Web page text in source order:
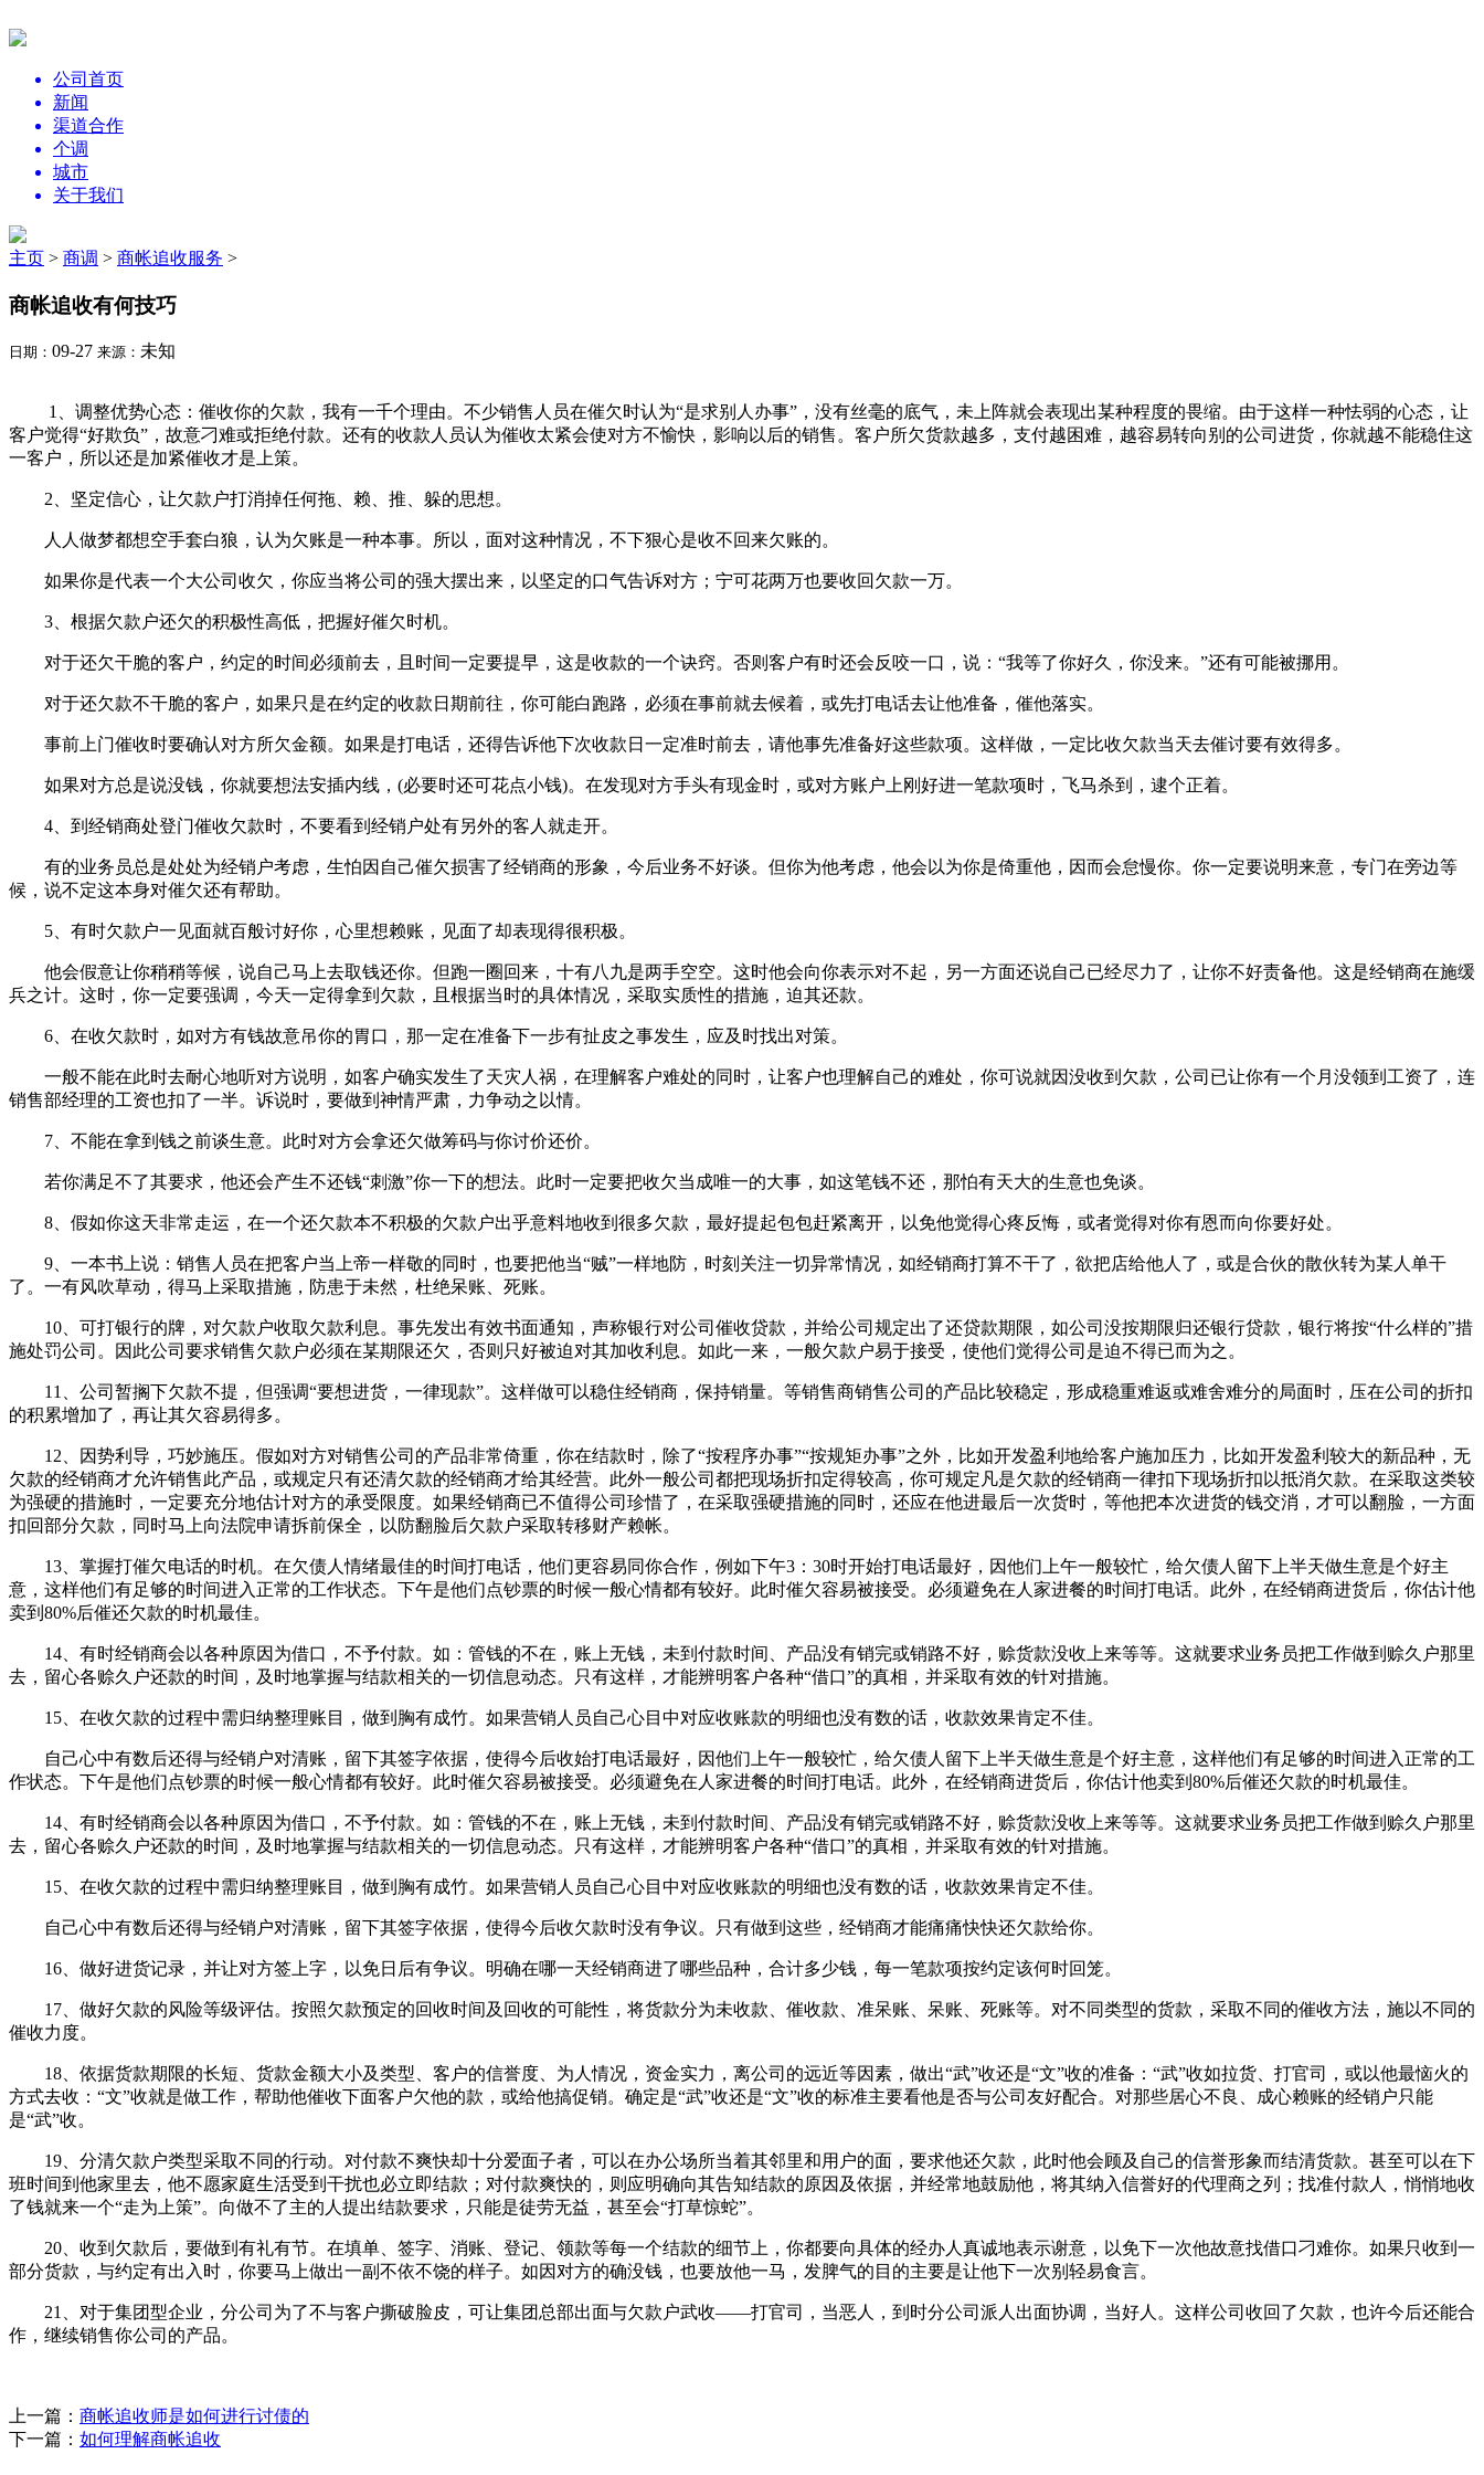
公司首页
新闻
渠道合作
个调
城市
关于我们
主页 > 商调 > 商帐追收服务 >
商帐追收有何技巧
日期： 09-27 来源： 未知
1、调整优势心态：催收你的欠款，我有一千个理由。不少销售人员在催欠时认为“是求别人办事”，没有丝毫的底气，未上阵就会表现出某种程度的畏缩。由于这样一种怯弱的心态，让
客户觉得“好欺负”，故意刁难或拒绝付款。还有的收款人员认为催收太紧会使对方不愉快，影响以后的销售。客户所欠货款越多，支付越困难，越容易转向别的公司进货，你就越不能稳住这
一客户，所以还是加紧催收才是上策。
2、坚定信心，让欠款户打消掉任何拖、赖、推、躲的思想。
人人做梦都想空手套白狼，认为欠账是一种本事。所以，面对这种情况，不下狠心是收不回来欠账的。
如果你是代表一个大公司收欠，你应当将公司的强大摆出来，以坚定的口气告诉对方；宁可花两万也要收回欠款一万。
3、根据欠款户还欠的积极性高低，把握好催欠时机。
对于还欠干脆的客户，约定的时间必须前去，且时间一定要提早，这是收款的一个诀窍。否则客户有时还会反咬一口，说：“我等了你好久，你没来。”还有可能被挪用。
对于还欠款不干脆的客户，如果只是在约定的收款日期前往，你可能白跑路，必须在事前就去候着，或先打电话去让他准备，催他落实。
事前上门催收时要确认对方所欠金额。如果是打电话，还得告诉他下次收款日一定准时前去，请他事先准备好这些款项。这样做，一定比收欠款当天去催讨要有效得多。
如果对方总是说没钱，你就要想法安插内线，(必要时还可花点小钱)。在发现对方手头有现金时，或对方账户上刚好进一笔款项时，飞马杀到，逮个正着。
4、到经销商处登门催收欠款时，不要看到经销户处有另外的客人就走开。
有的业务员总是处处为经销户考虑，生怕因自己催欠损害了经销商的形象，今后业务不好谈。但你为他考虑，他会以为你是倚重他，因而会怠慢你。你一定要说明来意，专门在旁边等
候，说不定这本身对催欠还有帮助。
5、有时欠款户一见面就百般讨好你，心里想赖账，见面了却表现得很积极。
他会假意让你稍稍等候，说自己马上去取钱还你。但跑一圈回来，十有八九是两手空空。这时他会向你表示对不起，另一方面还说自己已经尽力了，让你不好责备他。这是经销商在施缓
兵之计。这时，你一定要强调，今天一定得拿到欠款，且根据当时的具体情况，采取实质性的措施，迫其还款。
6、在收欠款时，如对方有钱故意吊你的胃口，那一定在准备下一步有扯皮之事发生，应及时找出对策。
一般不能在此时去耐心地听对方说明，如客户确实发生了天灾人祸，在理解客户难处的同时，让客户也理解自己的难处，你可说就因没收到欠款，公司已让你有一个月没领到工资了，连
销售部经理的工资也扣了一半。诉说时，要做到神情严肃，力争动之以情。
7、不能在拿到钱之前谈生意。此时对方会拿还欠做筹码与你讨价还价。
若你满足不了其要求，他还会产生不还钱“刺激”你一下的想法。此时一定要把收欠当成唯一的大事，如这笔钱不还，那怕有天大的生意也免谈。
8、假如你这天非常走运，在一个还欠款本不积极的欠款户出乎意料地收到很多欠款，最好提起包包赶紧离开，以免他觉得心疼反悔，或者觉得对你有恩而向你要好处。
9、一本书上说：销售人员在把客户当上帝一样敬的同时，也要把他当“贼”一样地防，时刻关注一切异常情况，如经销商打算不干了，欲把店给他人了，或是合伙的散伙转为某人单干
了。一有风吹草动，得马上采取措施，防患于未然，杜绝呆账、死账。
10、可打银行的牌，对欠款户收取欠款利息。事先发出有效书面通知，声称银行对公司催收贷款，并给公司规定出了还贷款期限，如公司没按期限归还银行贷款，银行将按“什么样的”措
施处罚公司。因此公司要求销售欠款户必须在某期限还欠，否则只好被迫对其加收利息。如此一来，一般欠款户易于接受，使他们觉得公司是迫不得已而为之。
11、公司暂搁下欠款不提，但强调“要想进货，一律现款”。这样做可以稳住经销商，保持销量。等销售商销售公司的产品比较稳定，形成稳重难返或难舍难分的局面时，压在公司的折扣
的积累增加了，再让其欠容易得多。
12、因势利导，巧妙施压。假如对方对销售公司的产品非常倚重，你在结款时，除了“按程序办事”“按规矩办事”之外，比如开发盈利地给客户施加压力，比如开发盈利较大的新品种，无
欠款的经销商才允许销售此产品，或规定只有还清欠款的经销商才给其经营。此外一般公司都把现场折扣定得较高，你可规定凡是欠款的经销商一律扣下现场折扣以抵消欠款。在采取这类较
为强硬的措施时，一定要充分地估计对方的承受限度。如果经销商已不值得公司珍惜了，在采取强硬措施的同时，还应在他进最后一次货时，等他把本次进货的钱交消，才可以翻脸，一方面
扣回部分欠款，同时马上向法院申请拆前保全，以防翻脸后欠款户采取转移财产赖帐。
13、掌握打催欠电话的时机。在欠债人情绪最佳的时间打电话，他们更容易同你合作，例如下午3：30时开始打电话最好，因他们上午一般较忙，给欠债人留下上半天做生意是个好主
意，这样他们有足够的时间进入正常的工作状态。下午是他们点钞票的时候一般心情都有较好。此时催欠容易被接受。必须避免在人家进餐的时间打电话。此外，在经销商进货后，你估计他
卖到80%后催还欠款的时机最佳。
14、有时经销商会以各种原因为借口，不予付款。如：管钱的不在，账上无钱，未到付款时间、产品没有销完或销路不好，赊货款没收上来等等。这就要求业务员把工作做到赊久户那里
去，留心各赊久户还款的时间，及时地掌握与结款相关的一切信息动态。只有这样，才能辨明客户各种“借口”的真相，并采取有效的针对措施。
15、在收欠款的过程中需归纳整理账目，做到胸有成竹。如果营销人员自己心目中对应收账款的明细也没有数的话，收款效果肯定不佳。
自己心中有数后还得与经销户对清账，留下其签字依据，使得今后收始打电话最好，因他们上午一般较忙，给欠债人留下上半天做生意是个好主意，这样他们有足够的时间进入正常的工
作状态。下午是他们点钞票的时候一般心情都有较好。此时催欠容易被接受。必须避免在人家进餐的时间打电话。此外，在经销商进货后，你估计他卖到80%后催还欠款的时机最佳。
14、有时经销商会以各种原因为借口，不予付款。如：管钱的不在，账上无钱，未到付款时间、产品没有销完或销路不好，赊货款没收上来等等。这就要求业务员把工作做到赊久户那里
去，留心各赊久户还款的时间，及时地掌握与结款相关的一切信息动态。只有这样，才能辨明客户各种“借口”的真相，并采取有效的针对措施。
15、在收欠款的过程中需归纳整理账目，做到胸有成竹。如果营销人员自己心目中对应收账款的明细也没有数的话，收款效果肯定不佳。
自己心中有数后还得与经销户对清账，留下其签字依据，使得今后收欠款时没有争议。只有做到这些，经销商才能痛痛快快还欠款给你。
16、做好进货记录，并让对方签上字，以免日后有争议。明确在哪一天经销商进了哪些品种，合计多少钱，每一笔款项按约定该何时回笼。
17、做好欠款的风险等级评估。按照欠款预定的回收时间及回收的可能性，将货款分为未收款、催收款、准呆账、呆账、死账等。对不同类型的货款，采取不同的催收方法，施以不同的
催收力度。
18、依据货款期限的长短、货款金额大小及类型、客户的信誉度、为人情况，资金实力，离公司的远近等因素，做出“武”收还是“文”收的准备：“武”收如拉货、打官司，或以他最恼火的
方式去收：“文”收就是做工作，帮助他催收下面客户欠他的款，或给他搞促销。确定是“武”收还是“文”收的标准主要看他是否与公司友好配合。对那些居心不良、成心赖账的经销户只能
是“武”收。
19、分清欠款户类型采取不同的行动。对付款不爽快却十分爱面子者，可以在办公场所当着其邻里和用户的面，要求他还欠款，此时他会顾及自己的信誉形象而结清货款。甚至可以在下
班时间到他家里去，他不愿家庭生活受到干扰也必立即结款；对付款爽快的，则应明确向其告知结款的原因及依据，并经常地鼓励他，将其纳入信誉好的代理商之列；找准付款人，悄悄地收
了钱就来一个“走为上策”。向做不了主的人提出结款要求，只能是徒劳无益，甚至会“打草惊蛇”。
20、收到欠款后，要做到有礼有节。在填单、签字、消账、登记、领款等每一个结款的细节上，你都要向具体的经办人真诚地表示谢意，以免下一次他故意找借口刁难你。如果只收到一
部分货款，与约定有出入时，你要马上做出一副不依不饶的样子。如因对方的确没钱，也要放他一马，发脾气的目的主要是让他下一次别轻易食言。
21、对于集团型企业，分公司为了不与客户撕破脸皮，可让集团总部出面与欠款户武收——打官司，当恶人，到时分公司派人出面协调，当好人。这样公司收回了欠款，也许今后还能合
作，继续销售你公司的产品。
上一篇： 商帐追收师是如何进行讨债的
下一篇： 如何理解商帐追收